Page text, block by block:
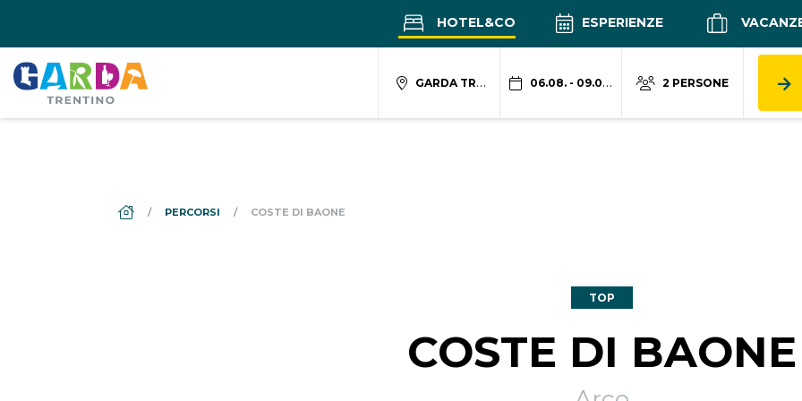
HOTEL&CO ESPERIENZE
GARDA TRENTINO 06.08. - 09.08. 2 PERSONE
DS_BREADCRUMB.HOME
PERCORSI COSTE DI BAONE
TOP
COSTE DI BAONE